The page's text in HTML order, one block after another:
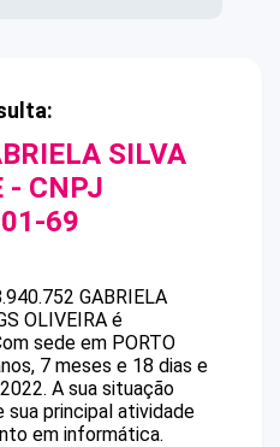
SILVA
- CNPJ
69
GABRIELA
OLIVEIRA é
sede em PORTO
7 meses e 18 dias e
A sua situação
sua principal atividade
em informática.